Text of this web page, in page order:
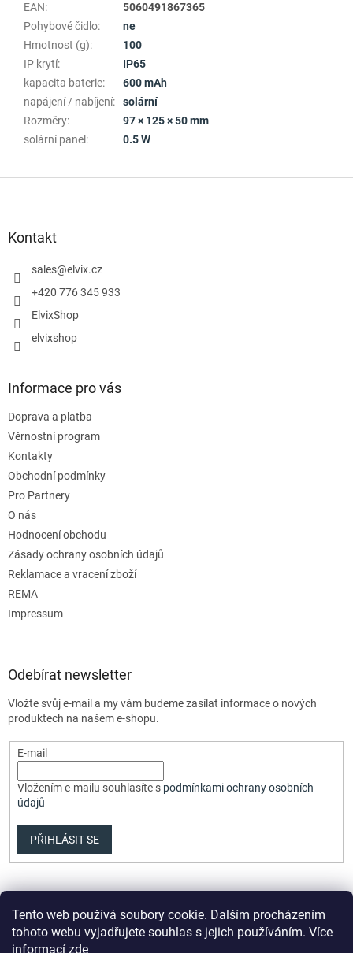
Tento web používá soubory cookie. Dalším procházením
tohoto webu vyjadřujete souhlas s jejich používáním. Více
informací zde
EAN:
5060491867365
Pohybové čidlo:
ne
Hmotnost (g):
100
IP krytí:
IP65
kapacita baterie:
600 mAh
napájení / nabíjení:
solární
Rozměry:
97 × 125 × 50 mm
solární panel : 0.5 W
Kontakt
sales@elvix.cz
+420 776 345 933
ElvixShop
elvixshop
Informace pro vás
Doprava a platba
Věrnostní program
Kontakty
Obchodní podmínky
Pro Partnery
O nás
Hodnocení obchodu
Zásady ochrany osobních údajů
Reklamace a vracení zboží
REMA
Impressum
Odebírat newsletter
Vložte svůj e-mail a my vám budeme zasílat informace o nových
produktech na našem e-shopu.
E-mail
Vložením e-mailu souhlasíte s podmínkami ochrany osobních
údajů
PŘIHLÁSIT SE